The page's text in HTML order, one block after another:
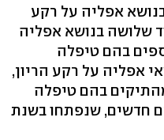
היו בנושא אפליה על רקע
שלושה בנושא אפליה
בהם טיפלה
2017 היו בנושאי אפליה על רקע הריון,
בהם טיפלה
2017 הם תיקים חדשים, שנפתחו בשנת